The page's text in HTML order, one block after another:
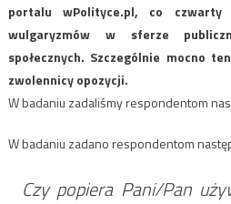
portalu wPolityce.pl, co czwarty
wulgaryzmów w sferze
społecznych. Szczególnie mocno
zwolennicy opozycji.
W badaniu zadaliśmy respondentom
W badaniu zadano respondentom
Czy popiera Pani/Pan